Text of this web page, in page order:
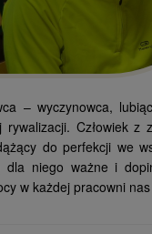
– wyczynowca,
Człowiek z
do perfekcji we
dla niego ważne i
w każdej pracowni